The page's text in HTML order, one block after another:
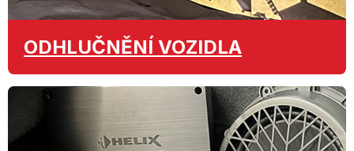
ODHLUČNĚNÍ VOZIDLA